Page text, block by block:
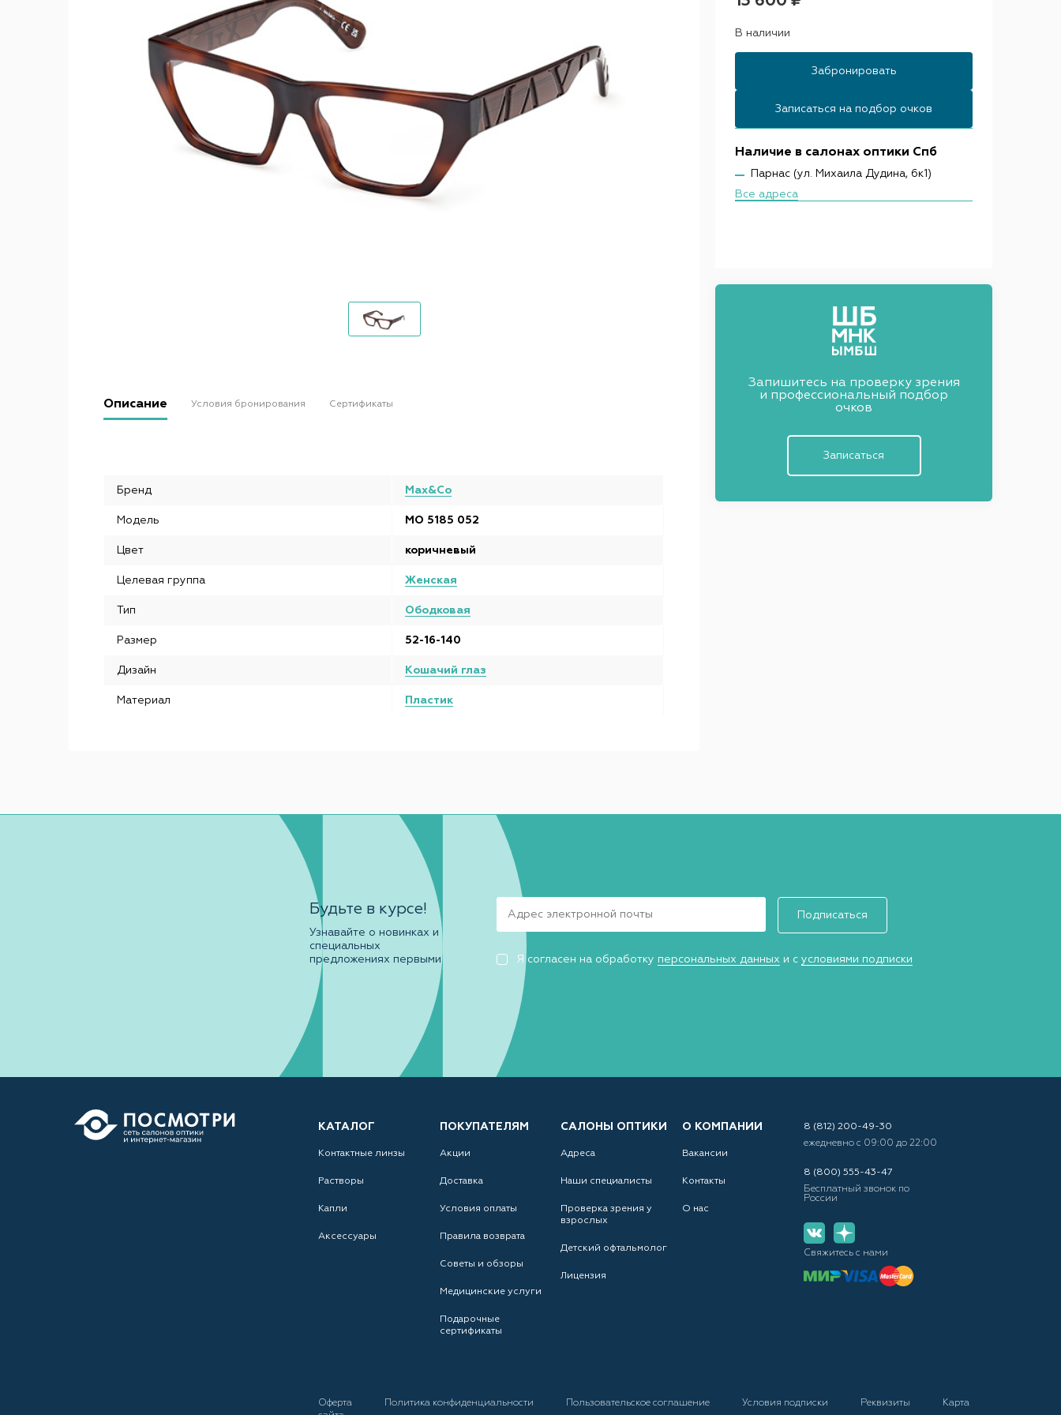
Описание Условия бронирования Сертификаты
Бренд Max&Co
Модель MO 5185 052
Цвет коричневый
Целевая группа Женская
Тип Ободковая
Размер 52-16-140
Дизайн Кошачий глаз
Материал Пластик
В наличии
Забронировать
Записаться на подбор очков
Наличие в салонах оптики Спб
Парнас (ул. Михаила Дудина, 6к1)
Все адреса
Запишитесь на проверку зрения
и профессиональный подбор
очков
Записаться
Будьте в курсе!
Узнавайте о новинках и
специальных
предложениях первыми
Подписаться
Я согласен на обработку персональных данных и с условиями подписки
КАТАЛОГ
Контактные линзы
Растворы
Капли
Аксессуары
ПОКУПАТЕЛЯМ
Акции
Доставка
Условия оплаты
Правила возврата
Советы и обзоры
Медицинские услуги
Подарочные
сертификаты
САЛОНЫ ОПТИКИ
Адреса
Наши специалисты
Проверка зрения у
взрослых
Детский офтальмолог
Лицензия
О КОМПАНИИ
Вакансии
Контакты
О нас
8 (812) 200-49-30
ежедневно с 09:00 до 22:00
8 (800) 555-43-47
Бесплатный звонок по
России
Свяжитесь с нами
Оферта Политика конфиденциальности Пользовательское соглашение Условия подписки Реквизиты
Карта